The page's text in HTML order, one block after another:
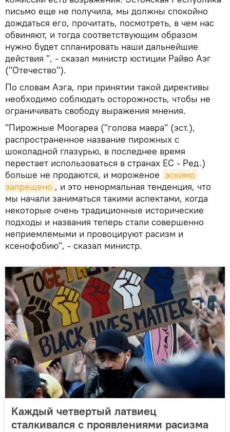
письмо еще не получила, мы должны спокойно
дождаться его, прочитать, посмотреть, в чем нас
обвиняют, и тогда соответствующим образом
нужно будет спланировать наши дальнейшие
действия ", - сказал министр юстиции Райво Аэг
("Отечество").
По словам Аэга, при принятии такой директивы
необходимо соблюдать осторожность, чтобы не
ограничивать свободу выражения мнения.
"Пирожные Moorapea ("голова мавра" (эст.),
распространенное название пирожных с
шоколадной глазурью, в последнее время
перестает использоваться в странах ЕС - Ред.)
больше не продаются, и мороженое эскимо
запрещено , и это ненормальная тенденция, что
мы начали заниматься такими аспектами, когда
некоторые очень традиционные исторические
подходы и названия теперь стали совершенно
неприемлемыми и провоцируют расизм и
ксенофобию", - сказал министр.
Каждый четвертый латвиец
сталкивался с проявлениями расизма